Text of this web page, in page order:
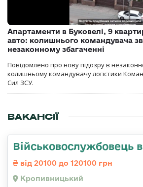
Апартаменти в Буковелі, 9
авто: колишнього командувача
незаконному збагаченні
Повідомлено про нову підозру в
колишньому командувачу логістики
Сил ЗСУ.
ВАКАНСІЇ
Військовослужбовець
від 20100 до 120100 грн
Кропивницький